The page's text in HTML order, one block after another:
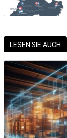
LESEN SIE AUCH